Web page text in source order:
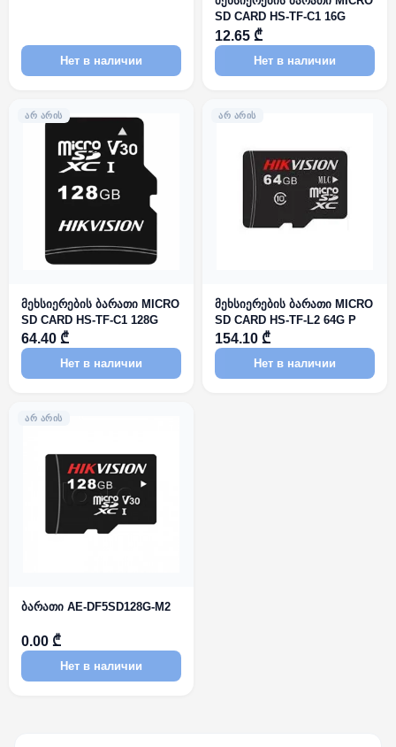
Нет в наличии
SD CARD HS-TF-C1 16G
12.65 ₾
Нет в наличии
ᲐᲠ ᲐᲠᲘᲡ
მეხსიერების ბარათი MICRO
SD CARD HS-TF-C1 128G
64.40 ₾
Нет в наличии
ᲐᲠ ᲐᲠᲘᲡ
მეხსიერების ბარათი MICRO
SD CARD HS-TF-L2 64G P
154.10 ₾
Нет в наличии
ᲐᲠ ᲐᲠᲘᲡ
ბარათი AE-DF5SD128G-M2
0.00 ₾
Нет в наличии